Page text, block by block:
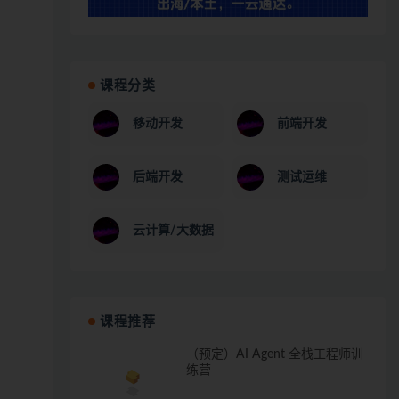
课程分类
移动开发 前端开发
后端开发 测试运维
云计算/大数据
课程推荐
（预定）AI Agent 全栈工程师训
练营